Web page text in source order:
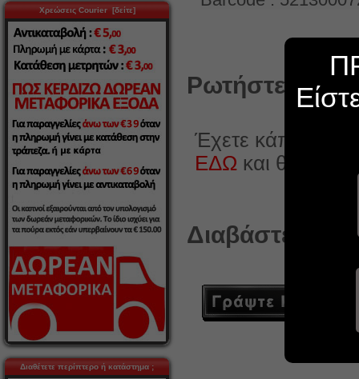
Χρεώσεις Courier [δείτε]
Διαθέτετε περίπτερο ή κατάστημα ;
Ρωτήστε κάτι
Έχετε κάποια
ΕΔΩ και θα
Διαβάστε ή